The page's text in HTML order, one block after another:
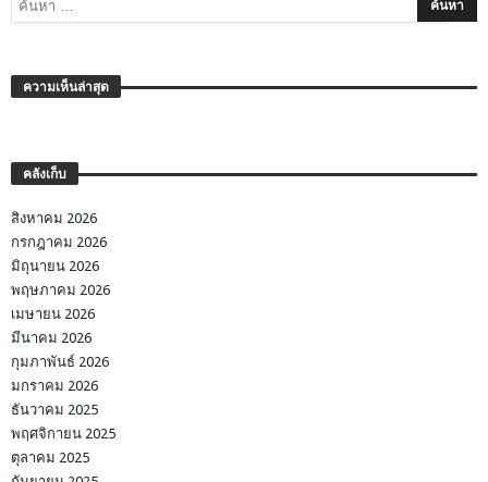
ความเห็นล่าสุด
คลังเก็บ
สิงหาคม 2026
กรกฎาคม 2026
มิถุนายน 2026
พฤษภาคม 2026
เมษายน 2026
มีนาคม 2026
กุมภาพันธ์ 2026
มกราคม 2026
ธันวาคม 2025
พฤศจิกายน 2025
ตุลาคม 2025